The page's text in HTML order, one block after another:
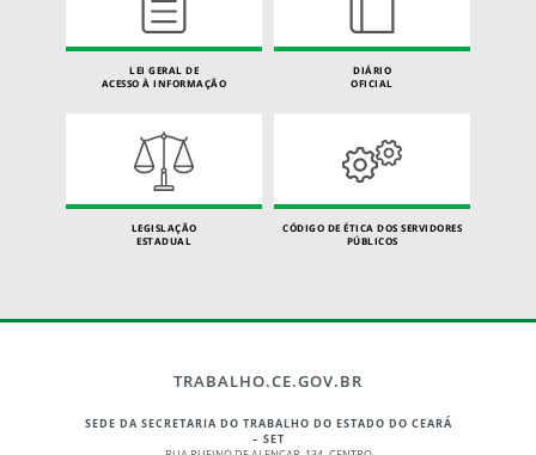
LEI GERAL DE
ACESSO À INFORMAÇÃO
DIÁRIO
OFICIAL
LEGISLAÇÃO
ESTADUAL
CÓDIGO DE ÉTICA DOS SERVIDORES
PÚBLICOS
TRABALHO.CE.GOV.BR
SEDE DA SECRETARIA DO TRABALHO DO ESTADO DO CEARÁ
– SET